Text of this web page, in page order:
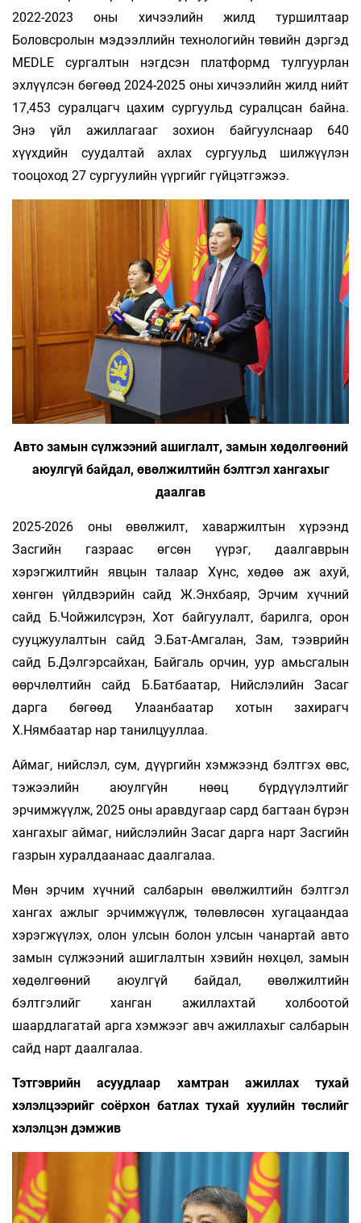
2022-2023 оны хичээлийн жилд туршилтаар
Боловсролын мэдээллийн технологийн төвийн дэргэд
MEDLE сургалтын нэгдсэн платформд тулгуурлан
эхлүүлсэн бөгөөд 2024-2025 оны хичээлийн жилд нийт
17,453 суралцагч цахим сургуульд суралцсан байна.
Энэ үйл ажиллагааг зохион байгуулснаар 640
хүүхдийн суудалтай ахлах сургуульд шилжүүлэн
тооцоход 27 сургуулийн үүргийг гүйцэтгэжээ.
Авто замын сүлжээний ашиглалт, замын хөдөлгөөний
аюулгүй байдал, өвөлжилтийн бэлтгэл хангахыг
даалгав
2025-2026 оны өвөлжилт, хаваржилтын хүрээнд
Засгийн газраас өгсөн үүрэг, даалгаврын
хэрэгжилтийн явцын талаар Хүнс, хөдөө аж ахуй,
хөнгөн үйлдвэрийн сайд Ж.Энхбаяр, Эрчим хүчний
сайд Б.Чойжилсүрэн, Хот байгуулалт, барилга, орон
сууцжуулалтын сайд Э.Бат-Амгалан, Зам, тээврийн
сайд Б.Дэлгэрсайхан, Байгаль орчин, уур амьсгалын
өөрчлөлтийн сайд Б.Батбаатар, Нийслэлийн Засаг
дарга бөгөөд Улаанбаатар хотын захирагч
Х.Нямбаатар нар танилцууллаа.
Аймаг, нийслэл, сум, дүүргийн хэмжээнд бэлтгэх өвс,
тэжээлийн аюулгүйн нөөц бүрдүүлэлтийг
эрчимжүүлж, 2025 оны аравдугаар сард багтаан бүрэн
хангахыг аймаг, нийслэлийн Засаг дарга нарт Засгийн
газрын хуралдаанаас даалгалаа.
Мөн эрчим хүчний салбарын өвөлжилтийн бэлтгэл
хангах ажлыг эрчимжүүлж, төлөвлөсөн хугацаандаа
хэрэгжүүлэх, олон улсын болон улсын чанартай авто
замын сүлжээний ашиглалтын хэвийн нөхцөл, замын
хөдөлгөөний аюулгүй байдал, өвөлжилтийн
бэлтгэлийг ханган ажиллахтай холбоотой
шаардлагатай арга хэмжээг авч ажиллахыг салбарын
сайд нарт даалгалаа.
Тэтгэврийн асуудлаар хамтран ажиллах тухай
хэлэлцээрийг соёрхон батлах тухай хуулийн төслийг
хэлэлцэн дэмжив